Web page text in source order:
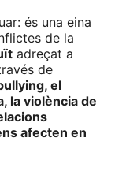
és una eina
de la
adreçat a
de
el
la violència de
afecten en